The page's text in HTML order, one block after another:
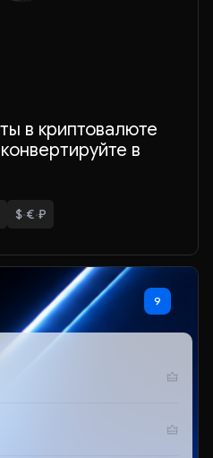
в криптовалюте
в
$·€·₽
9